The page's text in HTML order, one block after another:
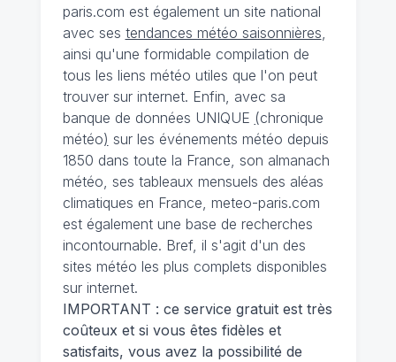
paris.com est également un site national
avec ses tendances météo saisonnières
ainsi qu'une formidable compilation de
tous les liens météo utiles que l'on peut
trouver sur internet. Enfin, avec sa
banque de données UNIQUE (chronique
météo) sur les événements météo depuis
1850 dans toute la France, son almanach
météo, ses tableaux mensuels des aléas
climatiques en France, meteo-paris.com
est également une base de recherches
incontournable. Bref, il s'agit d'un des
sites météo les plus complets disponibles
sur internet.
IMPORTANT : ce service gratuit est très
coûteux et si vous êtes fidèles et
satisfaits, vous avez la possibilité de